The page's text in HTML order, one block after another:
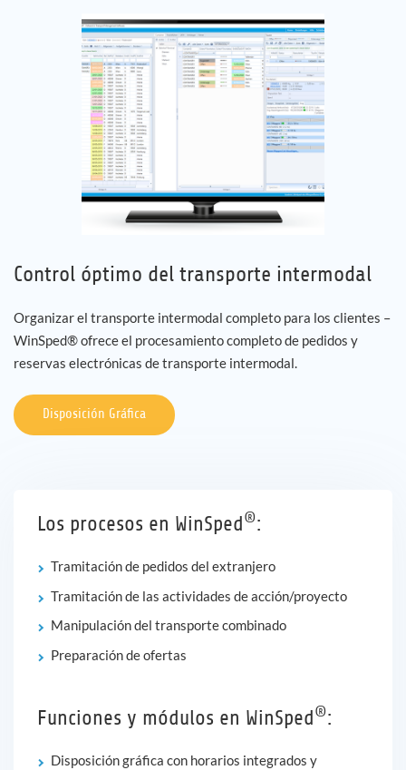
Control óptimo del transporte intermodal
Organizar el transporte intermodal completo para los clientes –
WinSped® ofrece el procesamiento completo de pedidos y
reservas electrónicas de transporte intermodal.
Disposición Gráfica
Los procesos en WinSped®:
Tramitación de pedidos del extranjero
Tramitación de las actividades de acción/proyecto
Manipulación del transporte combinado
Preparación de ofertas
Funciones y módulos en WinSped®:
Disposición gráfica con horarios integrados y